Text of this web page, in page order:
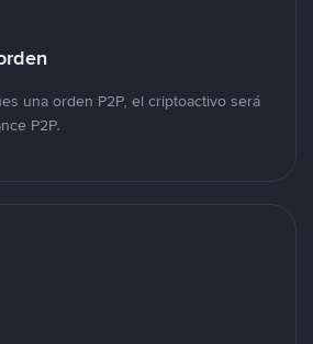
una orden P2P, el criptoactivo será
P2P.